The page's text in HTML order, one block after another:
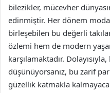
bilezikler, mücevher
edinmiştir. Her dönem
birleşebilen bu değerli
özlemi hem de modern
karşılamaktadır.
düşünüyorsanız, bu zarif
güzellik katmakla